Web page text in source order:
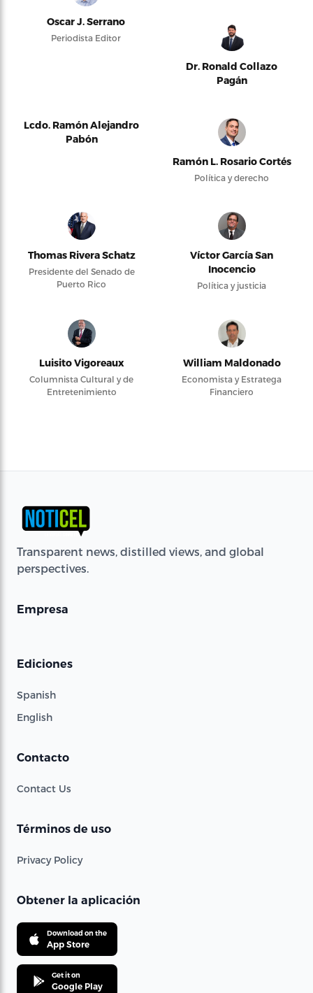
Oscar J. Serrano
Periodista Editor
Dr. Ronald Collazo
Pagán
Lcdo. Ramón Alejandro
Pabón
Ramón L. Rosario Cortés
Política y derecho
Thomas Rivera Schatz
Presidente del Senado de
Puerto Rico
Víctor García San
Inocencio
Política y justicia
Luisito Vigoreaux
Columnista Cultural y de
Entretenimiento
William Maldonado
Economista y Estratega
Financiero
Transparent news, distilled views, and global
perspectives.
Empresa
Ediciones
Spanish
English
Contacto
Contact Us
Términos de uso
Privacy Policy
Obtener la aplicación
Download on the
App Store
Get it on
Google Play